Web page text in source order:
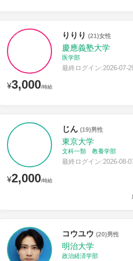
¥3,000/時給
りりり (21)女性
慶應義塾大学
医学部
最終ログイン:2026-07-
¥2,000/時給
じん (19)男性
東京大学
文科一類 教養学部
最終ログイン:2026-08-
コウユウ (20)男性
明治大学
政治経済学部